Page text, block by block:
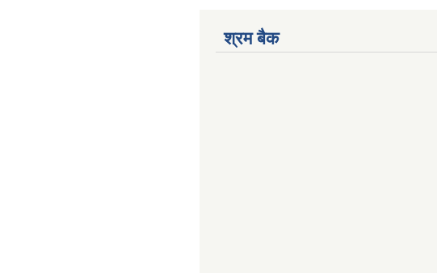
श्रम बैक